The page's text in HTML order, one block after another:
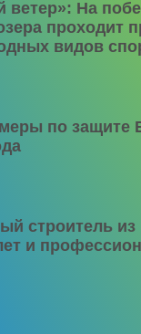
ветер»: На
проходит
видов
по защите
строитель из
и